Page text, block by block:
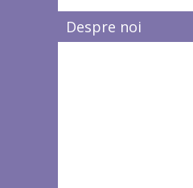
Big Backyard
BOB REVOLUTION
Bomiko
Despre noi